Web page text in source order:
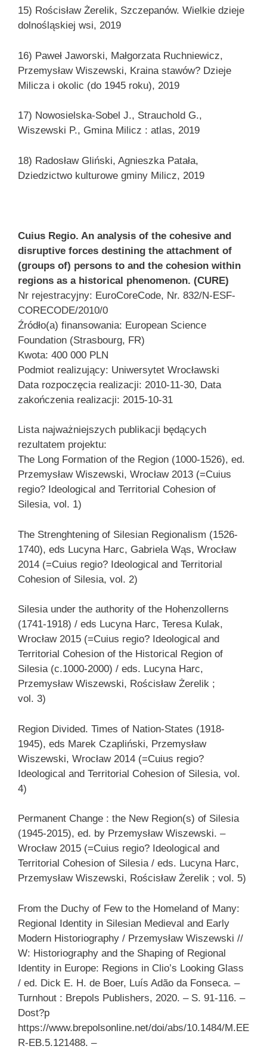
15) Rościsław Żerelik, Szczepanów. Wielkie dzieje
dolnośląskiej wsi, 2019
16) Paweł Jaworski, Małgorzata Ruchniewicz,
Przemysław Wiszewski, Kraina stawów? Dzieje
Milicza i okolic (do 1945 roku), 2019
17) Nowosielska-Sobel J., Strauchold G.,
Wiszewski P., Gmina Milicz : atlas, 2019
18) Radosław Gliński, Agnieszka Patała,
Dziedzictwo kulturowe gminy Milicz, 2019
Cuius Regio. An analysis of the cohesive and
disruptive forces destining the attachment of
(groups of) persons to and the cohesion within
regions as a historical phenomenon. (CURE)
Nr rejestracyjny: EuroCoreCode, Nr. 832/N-ESF-
CORECODE/2010/0
Źródło(a) finansowania: European Science
Foundation (Strasbourg, FR)
Kwota: 400 000 PLN
Podmiot realizujący: Uniwersytet Wrocławski
Data rozpoczęcia realizacji: 2010-11-30, Data
zakończenia realizacji: 2015-10-31
Lista najważniejszych publikacji będących
rezultatem projektu:
The Long Formation of the Region (1000-1526), ed.
Przemysław Wiszewski, Wrocław 2013 (=Cuius
regio? Ideological and Territorial Cohesion of
Silesia, vol. 1)
The Strenghtening of Silesian Regionalism (1526-
1740), eds Lucyna Harc, Gabriela Wąs, Wrocław
2014 (=Cuius regio? Ideological and Territorial
Cohesion of Silesia, vol. 2)
Silesia under the authority of the Hohenzollerns
(1741-1918) / eds Lucyna Harc, Teresa Kulak,
Wrocław 2015 (=Cuius regio? Ideological and
Territorial Cohesion of the Historical Region of
Silesia (c.1000-2000) / eds. Lucyna Harc,
Przemysław Wiszewski, Rościsław Żerelik ;
vol. 3)
Region Divided. Times of Nation-States (1918-
1945), eds Marek Czapliński, Przemysław
Wiszewski, Wrocław 2014 (=Cuius regio?
Ideological and Territorial Cohesion of Silesia, vol.
4)
Permanent Change : the New Region(s) of Silesia
(1945-2015), ed. by Przemysław Wiszewski. –
Wrocław 2015 (=Cuius regio? Ideological and
Territorial Cohesion of Silesia / eds. Lucyna Harc,
Przemysław Wiszewski, Rościsław Żerelik ; vol. 5)
From the Duchy of Few to the Homeland of Many:
Regional Identity in Silesian Medieval and Early
Modern Historiography / Przemysław Wiszewski //
W: Historiography and the Shaping of Regional
Identity in Europe: Regions in Clio’s Looking Glass
/ ed. Dick E. H. de Boer, Luís Adão da Fonseca. –
Turnhout : Brepols Publishers, 2020. – S. 91-116. –
Dost?p
https://www.brepolsonline.net/doi/abs/10.1484/M.EE
R-EB.5.121488. –